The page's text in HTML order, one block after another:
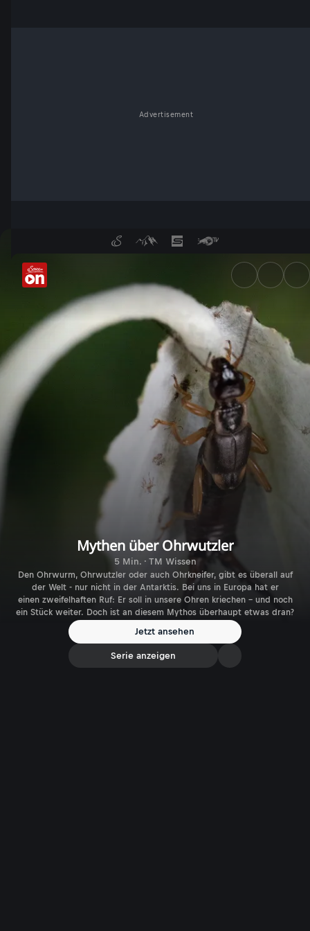
Advertisement
Kriechen Ohrwürmer ins
Mythen über Ohrwutzler
5 Min. · TM Wissen
Den Ohrwurm, Ohrwutzler oder auch Ohrkneifer, gibt es überall auf
der Welt - nur nicht in der Antarktis. Bei uns in Europa hat er
einen zweifelhaften Ruf: Er soll in unsere Ohren kriechen – und noch
ein Stück weiter. Doch ist an diesem Mythos überhaupt etwas dran?
Jetzt ansehen
Serie anzeigen